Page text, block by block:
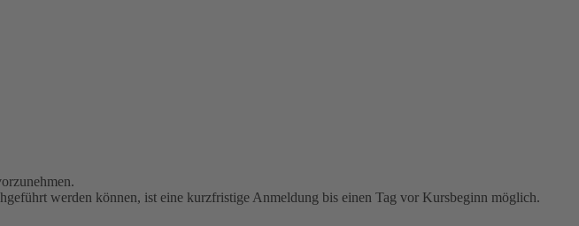
werden können, ist eine kurzfristige Anmeldung bis einen Tag vor Kursbeginn möglich.